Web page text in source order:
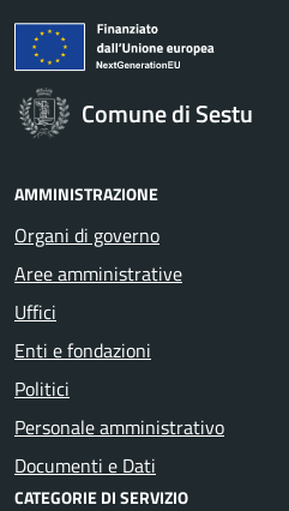
Comune di Sestu
AMMINISTRAZIONE
Organi di governo
Aree amministrative
Uffici
Enti e fondazioni
Politici
Personale amministrativo
Documenti e Dati
CATEGORIE DI SERVIZIO